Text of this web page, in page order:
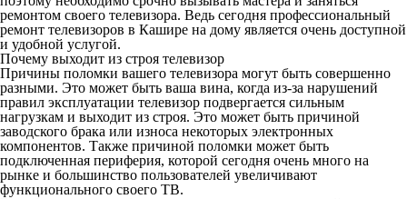
ремонтом своего телевизора. Ведь сегодня профессиональный
ремонт телевизоров в Кашире на дому является очень доступной
и удобной услугой.
Почему выходит из строя телевизор
Причины поломки вашего телевизора могут быть совершенно
разными. Это может быть ваша вина, когда из-за нарушений
правил эксплуатации телевизор подвергается сильным
нагрузкам и выходит из строя. Это может быть причиной
заводского брака или износа некоторых электронных
компонентов. Также причиной поломки может быть
подключенная периферия, которой сегодня очень много на
рынке и большинство пользователей увеличивают
функционального своего ТВ.